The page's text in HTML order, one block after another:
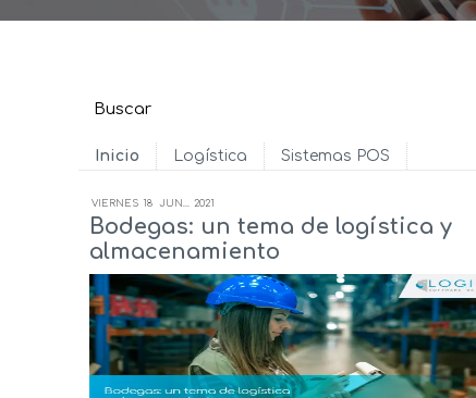
Inicio Logística Sistemas POS
VIERNES 18 JUN... 2021
Bodegas: un tema de logística y
almacenamiento